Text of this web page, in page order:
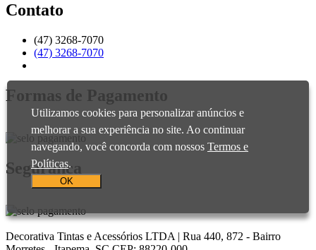
Contato
(47) 3268-7070
(47) 3268-7070
Formas de Pagamento
Segurança
Decorativa Tintas e Acessórios LTDA | Rua 440, 872 - Bairro
Utilizamos cookies para personalizar anúncios e
melhorar a sua experiência no site. Ao continuar
navegando, você concorda com nossos Termos e
Políticas.
OK